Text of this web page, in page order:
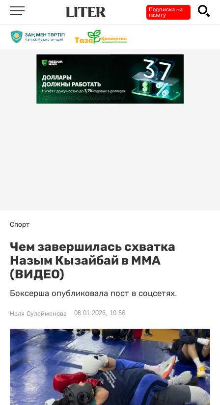
Подписка на
газету
Спорт
Чем завершилась схватка
Назым Кызайбай в ММА
(ВИДЕО)
Боксерша опубликовала пост в соцсетях.
Нэля Сулейменова 08.01.2026, 10:56